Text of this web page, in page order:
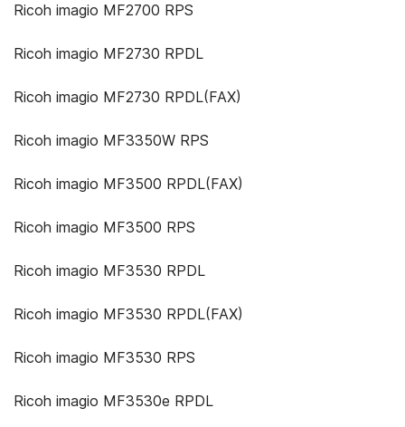
Ricoh imagio MF2700 RPS
Ricoh imagio MF2730 RPDL
Ricoh imagio MF2730 RPDL(FAX)
Ricoh imagio MF3350W RPS
Ricoh imagio MF3500 RPDL(FAX)
Ricoh imagio MF3500 RPS
Ricoh imagio MF3530 RPDL
Ricoh imagio MF3530 RPDL(FAX)
Ricoh imagio MF3530 RPS
Ricoh imagio MF3530e RPDL